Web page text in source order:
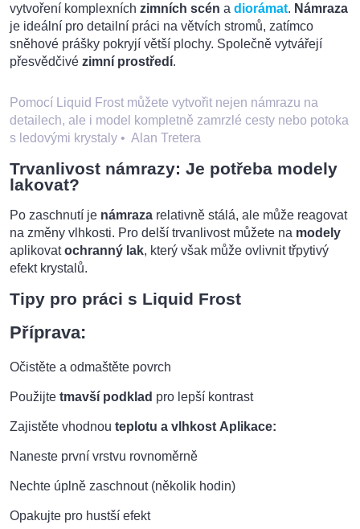
vytvoření komplexních zimních scén a diorámat. Námraza
je ideální pro detailní práci na větvích stromů, zatímco
sněhové prášky pokryjí větší plochy. Společně vytvářejí
přesvědčivé zimní prostředí.
Pomocí Liquid Frost můžete vytvořit nejen námrazu na
detailech, ale i model kompletně zamrzlé cesty nebo potoka
s ledovými krystaly • Alan Tretera
Trvanlivost námrazy: Je potřeba modely
lakovat?
Po zaschnutí je námraza relativně stálá, ale může reagovat
na změny vlhkosti. Pro delší trvanlivost můžete na modely
aplikovatochranný lak, který však může ovlivnit třpytivý
efekt krystalů.
Tipy pro práci s Liquid Frost
Příprava:
Očistěte a odmaštěte povrch
Použijte tmavší podklad pro lepší kontrast
Zajistěte vhodnou teplotu a vlhkost Aplikace:
Naneste první vrstvu rovnoměrně
Nechte úplně zaschnout (několik hodin)
Opakujte pro hustší efekt